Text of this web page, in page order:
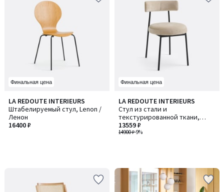
Финальная цена
LA REDOUTE INTERIEURS
Штабелируемый стул, Lenon /
Ленон
16400 ₽
Финальная цена
LA REDOUTE INTERIEURS
Стул из стали и
текстурированной ткани,
SARVIO / САРВИО
14900 ₽-9%
13559 ₽